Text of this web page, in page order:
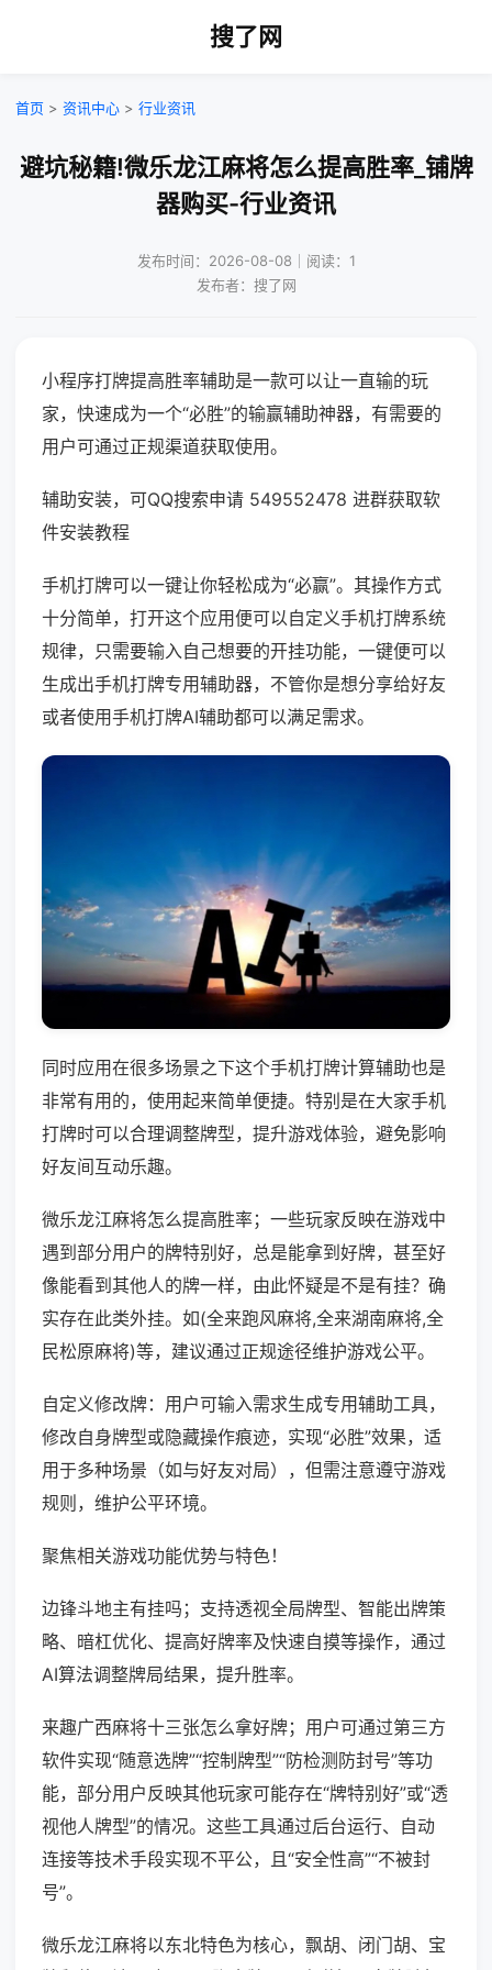
搜了网
首页 > 资讯中心 > 行业资讯
避坑秘籍!微乐龙江麻将怎么提高胜率_铺牌
器购买-行业资讯
发布时间：2026-08-08｜阅读：1
发布者：搜了网
小程序打牌提高胜率辅助是一款可以让一直输的玩
家，快速成为一个“必胜”的输赢辅助神器，有需要的
用户可通过正规渠道获取使用。
辅助安装，可QQ搜索申请 549552478 进群获取软
件安装教程
手机打牌可以一键让你轻松成为“必赢”。其操作方式
十分简单，打开这个应用便可以自定义手机打牌系统
规律，只需要输入自己想要的开挂功能，一键便可以
生成出手机打牌专用辅助器，不管你是想分享给好友
或者使用手机打牌AI辅助都可以满足需求。
同时应用在很多场景之下这个手机打牌计算辅助也是
非常有用的，使用起来简单便捷。特别是在大家手机
打牌时可以合理调整牌型，提升游戏体验，避免影响
好友间互动乐趣。
微乐龙江麻将怎么提高胜率；一些玩家反映在游戏中
遇到部分用户的牌特别好，总是能拿到好牌，甚至好
像能看到其他人的牌一样，由此怀疑是不是有挂？确
实存在此类外挂。如(全来跑风麻将,全来湖南麻将,全
民松原麻将)等，建议通过正规途径维护游戏公平。
自定义修改牌：用户可输入需求生成专用辅助工具，
修改自身牌型或隐藏操作痕迹，实现“必胜”效果，适
用于多种场景（如与好友对局），但需注意遵守游戏
规则，维护公平环境。
聚焦相关游戏功能优势与特色！
边锋斗地主有挂吗；支持透视全局牌型、智能出牌策
略、暗杠优化、提高好牌率及快速自摸等操作，通过
AI算法调整牌局结果，提升胜率。
来趣广西麻将十三张怎么拿好牌；用户可通过第三方
软件实现“随意选牌”“控制牌型”“防检测防封号”等功
能，部分用户反映其他玩家可能存在“牌特别好”或“透
视他人牌型”的情况。这些工具通过后台运行、自动
连接等技术手段实现不平公，且“安全性高”“不被封
号”。
微乐龙江麻将以东北特色为核心，飘胡、闭门胡、宝